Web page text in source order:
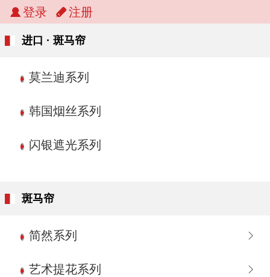
登录 注册
进口 · 斑马帘
莫兰迪系列
韩国烟丝系列
闪银遮光系列
斑马帘
简然系列
艺术提花系列